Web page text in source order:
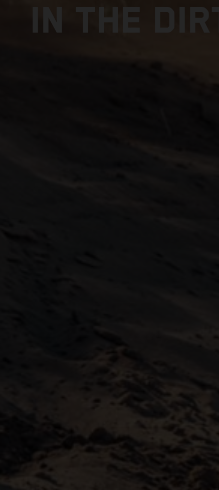
IN THE DIRT